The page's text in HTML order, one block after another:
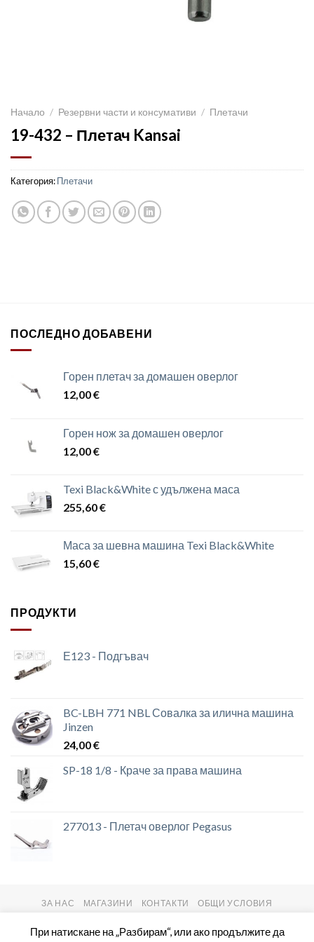
Начало / Резервни части и консумативи / Плетачи
19-432 – Плетач Kansai
Категория:Плетачи
ПОСЛЕДНО ДОБАВЕНИ
Горен плетач за домашен оверлог
12,00€
Горен нож за домашен оверлог
12,00€
Texi Black&White с удължена маса
255,60€
Маса за шевна машина Texi Black&White
15,60€
ПРОДУКТИ
Е123 - Подгъвач
BC-LBH 771 NBL Совалка за илична машина
Jinzen
24,00€
SP-18 1/8 - Краче за права машина
277013 - Плетач оверлог Pegasus
ЗА НАС МАГАЗИНИ КОНТАКТИ ОБЩИ УСЛОВИЯ
При натискане на „Разбирам“, или ако продължите да